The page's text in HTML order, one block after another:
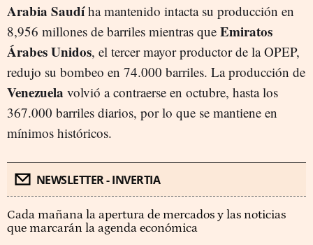
Arabia Saudíha mantenido intacta su producción en
8,956 millones de barriles mientras que Emiratos
Árabes Unidos, el tercer mayor productor de la OPEP,
redujo su bombeo en 74.000 barriles. La producción de
Venezuela volvió a contraerse en octubre, hasta los
367.000 barriles diarios, por lo que se mantiene en
mínimos históricos.
NEWSLETTER - INVERTIA
Cada mañana la apertura de mercados y las noticias
que marcarán la agenda económica